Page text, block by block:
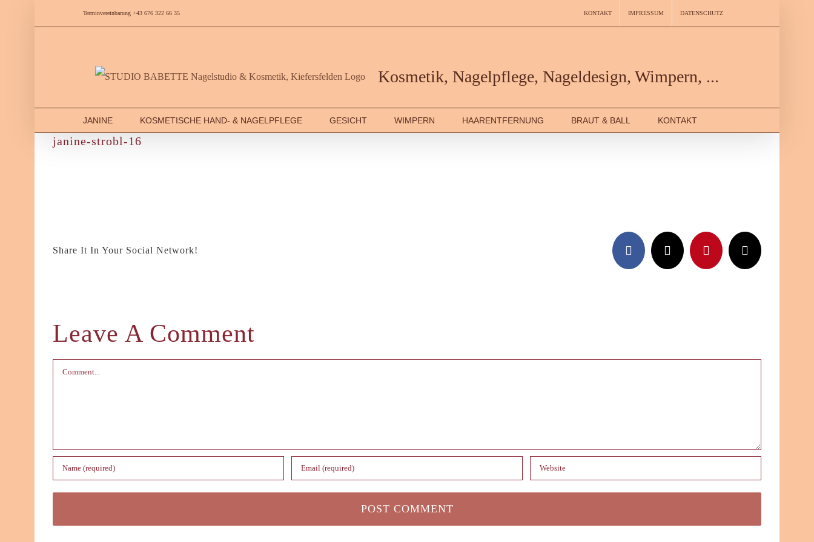
Terminvereinbarung +43 676 322 66 35 KONTAKT IMPRESSUM DATENSCHUTZ
Kosmetik, Nagelpflege, Nageldesign, Wimpern, ...
JANINE KOSMETISCHE HAND- & NAGELPFLEGE GESICHT WIMPERN HAARENTFERNUNG BRAUT & BALL KONTAKT
janine-strobl-16
Share It In Your Social Network! Facebook
X PinterestEmail
Leave A Comment
Comment